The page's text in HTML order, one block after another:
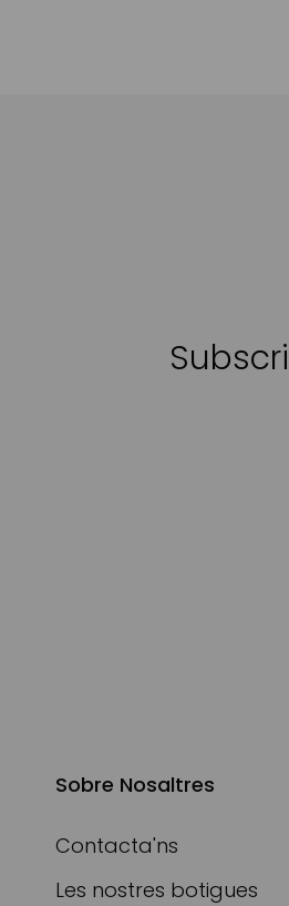
Sobre Nosaltres
Contacta'ns
Les nostres botigues